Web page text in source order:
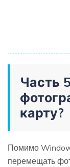
Часть
карту?
Помимо
перемещать